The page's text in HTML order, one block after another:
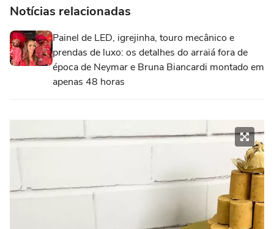
Notícias relacionadas
Painel de LED, igrejinha, touro mecânico e
prendas de luxo: os detalhes do arraiá fora de
época de Neymar e Bruna Biancardi montado em
apenas 48 horas